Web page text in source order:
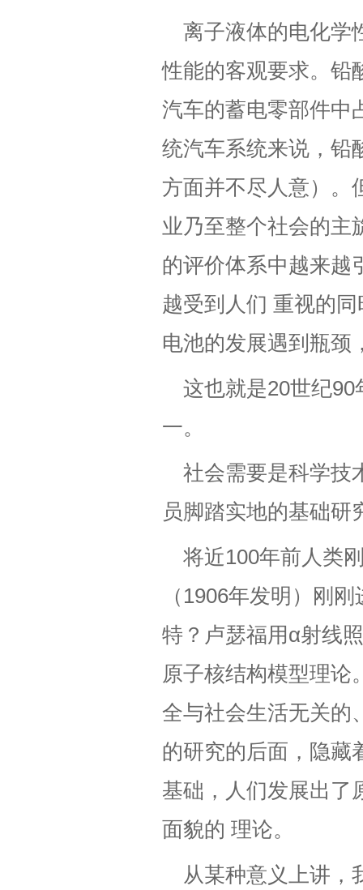
离子液体的电化学
性能的客观要求。铅
汽车的蓄电零部件中
统汽车系统来说，铅
方面并不尽人意）。
业乃至整个社会的主
的评价体系中越来越
越受到人们 重视的
电池的发展遇到瓶颈
这也就是20世纪
一。
社会需要是科学技
员脚踏实地的基础研
将近100年前人类
（1906年发明）刚
特？卢瑟福用α射线
原子核结构模型理论
全与社会生活无关的
的研究的后面，隐藏
基础，人们发展出了
面貌的 理论。
从某种意义上讲，